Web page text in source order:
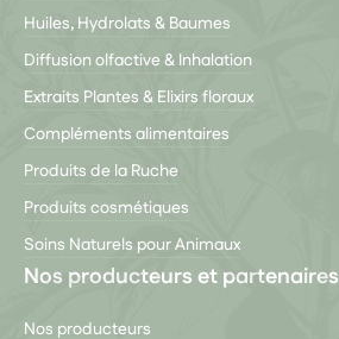
Huiles, Hydrolats & Baumes
Diffusion olfactive & Inhalation
Extraits Plantes & Elixirs floraux
Compléments alimentaires
Produits de la Ruche
Produits cosmétiques
Soins Naturels pour Animaux
Nos producteurs et partenaires
Nos producteurs